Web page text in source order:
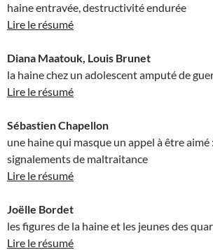
haine entravée, destructivité endurée
Lire le résumé
Diana Maatouk, Louis Brunet
la haine chez un adolescent amputé de
Lire le résumé
Sébastien Chapellon
une haine qui masque un appel à être aimé
signalements de maltraitance
Lire le résumé
Joëlle Bordet
les figures de la haine et les jeunes des
Lire le résumé